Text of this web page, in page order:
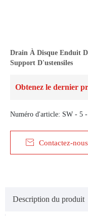
Drain À Disque Enduit
Support D'ustensiles
Obtenez le dernier
Numéro d'article: SW - 5
 Contactez-
Description du produit